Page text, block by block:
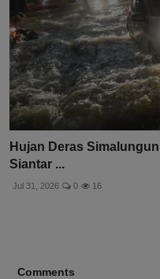
Hujan Deras
Siantar ...
Jul 31, 2026 0 16
Comments